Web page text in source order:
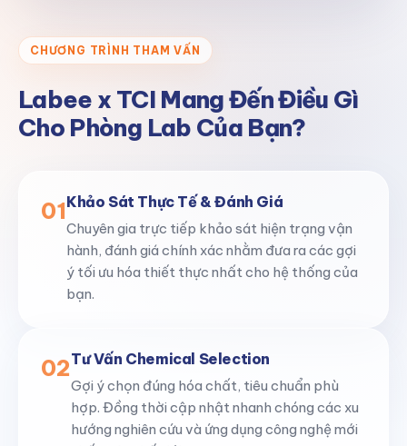
CHƯƠNG TRÌNH THAM VẤN
Labee x TCI Mang Đến Điều Gì
Cho Phòng Lab Của Bạn?
01Khảo Sát Thực Tế & Đánh Giá
Chuyên gia trực tiếp khảo sát hiện trạng vận
hành, đánh giá chính xác nhằm đưa ra các gợi
ý tối ưu hóa thiết thực nhất cho hệ thống của
bạn.
02Tư Vấn Chemical Selection
Gợi ý chọn đúng hóa chất, tiêu chuẩn phù
hợp. Đồng thời cập nhật nhanh chóng các xu
hướng nghiên cứu và ứng dụng công nghệ mới